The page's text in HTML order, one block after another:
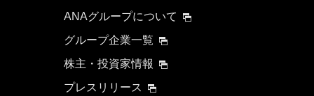
ANAグループについて
グループ企業一覧
株主・投資家情報
プレスリリース